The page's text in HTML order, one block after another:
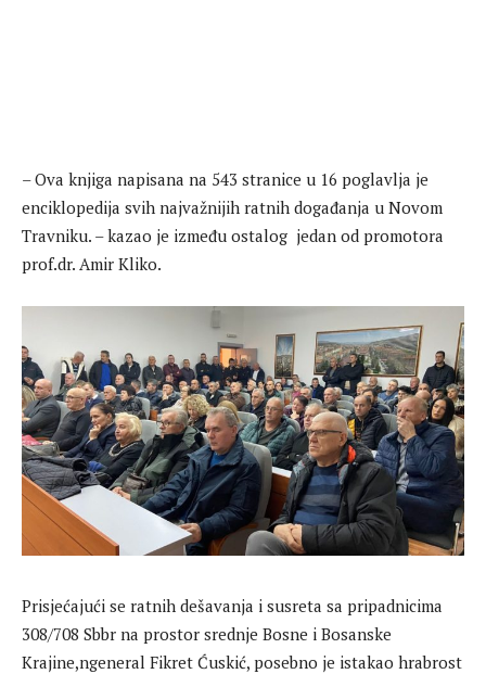
– Ova knjiga napisana na 543 stranice u 16 poglavlja je
enciklopedija svih najvažnijih ratnih događanja u Novom
Travniku. – kazao je između ostalog jedan od promotora
prof.dr. Amir Kliko.
Prisjećajući se ratnih dešavanja i susreta sa pripadnicima
308/708 Sbbr na prostor srednje Bosne i Bosanske
Krajine,ngeneral Fikret Ćuskić, posebno je istakao hrabrost